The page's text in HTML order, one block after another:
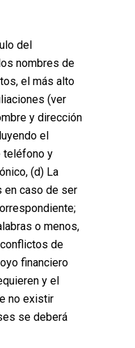
del
nombres de
el más alto
(ver
y dirección
el
teléfono y
(d) La
en caso de ser
o menos,
de
financiero
y el
no existir
se deberá